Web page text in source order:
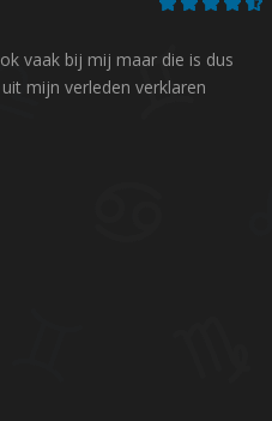
vaak bij mij maar die is dus
mijn verleden verklaren